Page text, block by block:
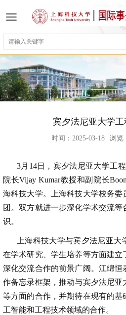
宾夕法尼亚大学
时间：2025-03-18 浏览
3月14日，宾夕法尼亚大学工
院长Vijay Kumar教授和副院长
海科技大学。上海科技大学校务委
团。双方就进一步深化学术交流
识。
上海科技大学与宾夕法尼亚
在学术研究、学生培养等方面建
深化交流合作的前景广阔。江绵恒
作备忘录框架，推动与宾夕法尼
等方面的合作，并期待在现有的基
工智能和工程技术领域的合作。